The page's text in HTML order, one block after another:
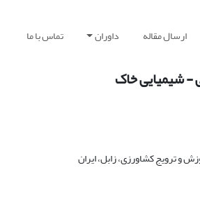
ارسال مقاله داوران تماس با ما
- شیمیایی خاک
و ترویج کشاورزی، زابل، ایران